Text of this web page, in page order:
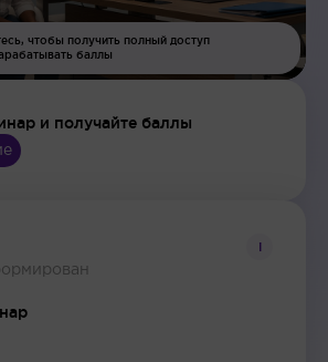
чтобы получить полный доступ
баллы
и получайте баллы
i